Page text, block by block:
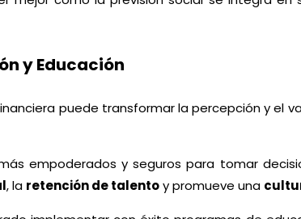
y Educación
puede transformar la percepción y el
empoderados y seguros para tomar
, la retención de talentoy promueve una